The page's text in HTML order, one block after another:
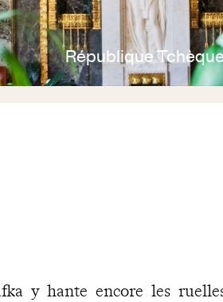
République
y hante encore les